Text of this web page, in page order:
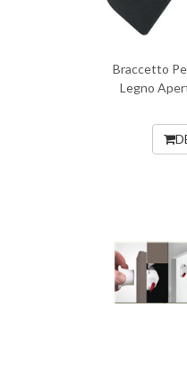
Braccetto
Legno